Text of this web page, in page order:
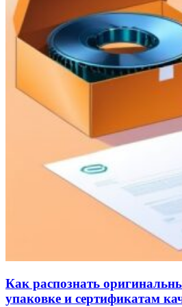
Как распознать
упаковке и сертификатам